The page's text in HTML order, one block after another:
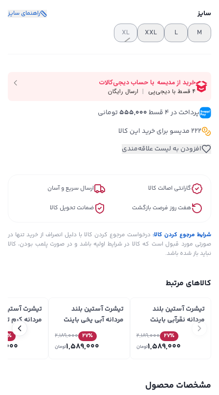
سایز راهنمای سایز
M
L
XXL
XL
پرداخت در ۴ قسط 555,000 تومانی
222 مدیسو برای خرید این کالا
افزودن به لیست علاقه‌مندی
گارانتی اصالت کالا ارسال سریع و آسان
هفت روز فرصت بازگشت ضمانت تحویل کالا
شرایط مرجوع کردن کالا: درخواست مرجوع کردن کالا با دلیل انصراف از خرید تنها در
صورتی مورد قبول است که کالا در شرایط اولیه باشد و در صورت پلمب بودن، کالا
نباید باز شده باشد.
کالاهای مرتبط
تیشرت آستین بلند
مردانه نقرآبی باینت
Baynet مدل 513-18
27٪ 2,189,000
1,589,000تومان
تیشرت آستین بلند
مردانه آبی یخی باینت
27٪ 2,189,000
1,589,000تومان
تیشرت آستین
مردانه کرم
٪
مشخصات محصول